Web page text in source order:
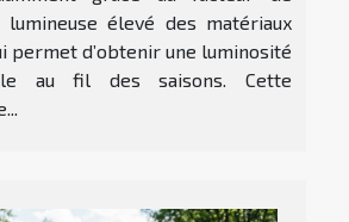
lumineuse élevé des matériaux
permet d’obtenir une luminosité
au fil des saisons. Cette